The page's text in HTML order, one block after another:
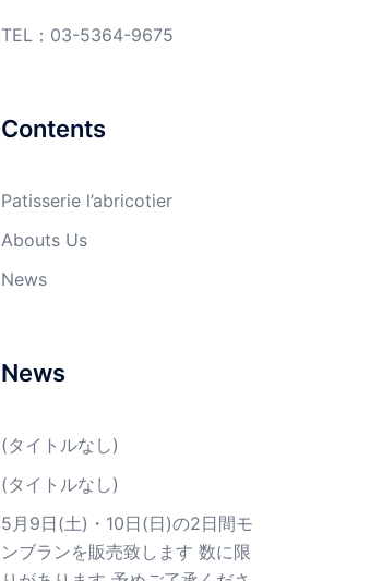
TEL：03-5364-9675
Contents
Patisserie l’abricotier
Abouts Us
News
News
(タイトルなし)
(タイトルなし)
5月9日(土)・10日(日)の2日間モ
ンブランを販売致します 数に限